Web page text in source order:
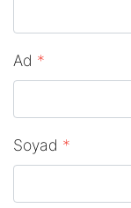
Ad *
Soyad *